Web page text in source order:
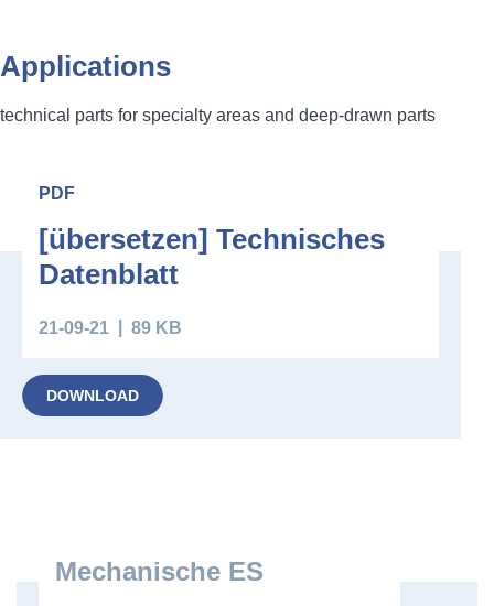
Applications
technical parts for specialty areas and deep-drawn parts
Downloads
PDF
[übersetzen] Technisches
Datenblatt
21-09-21 89 KB
DOWNLOAD
Mechanische ES